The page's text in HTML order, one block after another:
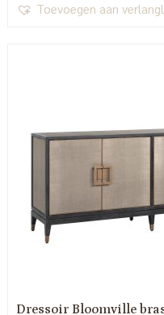
Toevoegen aan
Dressoir Bloomville